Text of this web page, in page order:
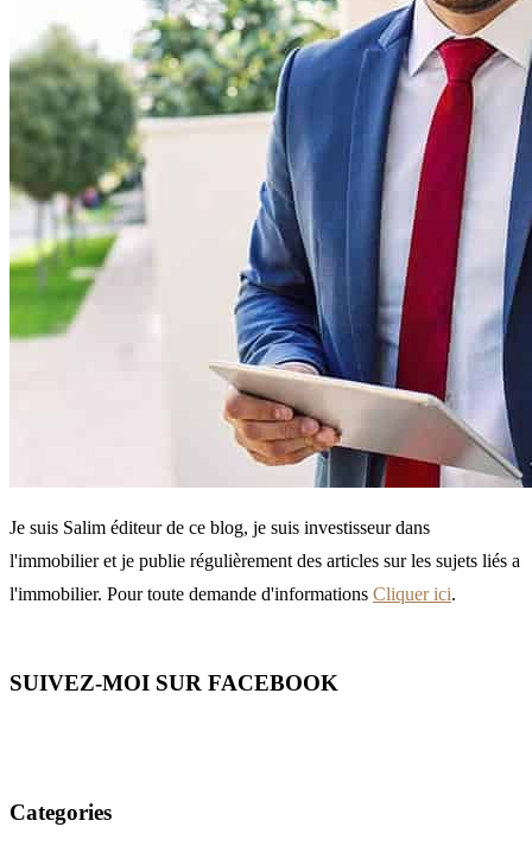
Je suis Salim éditeur de ce blog, je suis investisseur dans
l'immobilier et je publie régulièrement des articles sur les sujets liés a
l'immobilier. Pour toute demande d'informations Cliquer ici.
SUIVEZ-MOI SUR FACEBOOK
Categories